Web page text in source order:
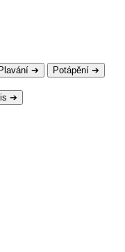
Plavání ➔ Potápění ➔
➔